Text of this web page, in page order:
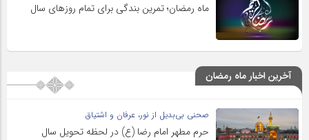
ماه رمضان؛ تمرین بندگی برای تمام روزهای سال
آخرین اخبار ماه رمضان
صحنی بی‌بدیل از نور، عرفان و اشتیاق
حرم مطهر امام رضا (ع) در لحظه تحویل سال